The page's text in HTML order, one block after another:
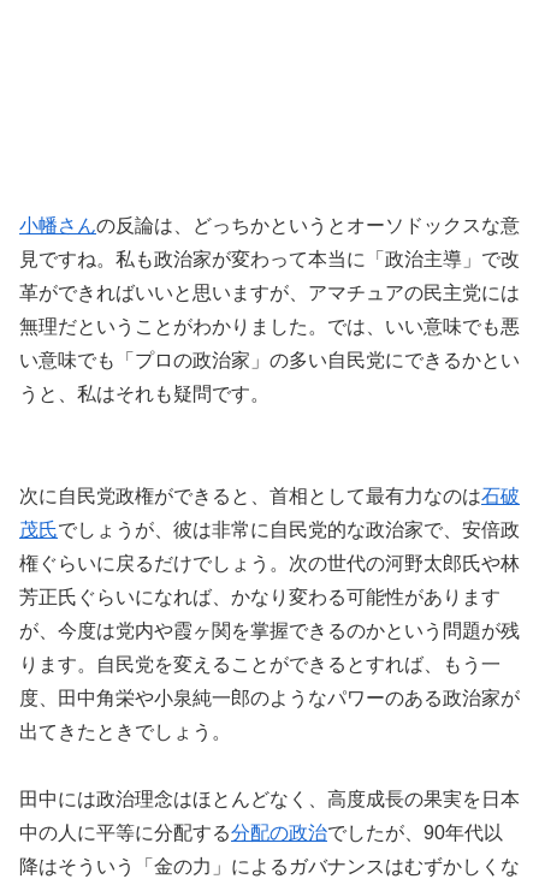
小幡さんの反論は、どっちかというとオーソドックスな意
見ですね。私も政治家が変わって本当に「政治主導」で改
革ができればいいと思いますが、アマチュアの民主党には
無理だということがわかりました。では、いい意味でも悪
い意味でも「プロの政治家」の多い自民党にできるかとい
うと、私はそれも疑問です。
次に自民党政権ができると、首相として最有力なのは石破
茂氏でしょうが、彼は非常に自民党的な政治家で、安倍政
権ぐらいに戻るだけでしょう。次の世代の河野太郎氏や林
芳正氏ぐらいになれば、かなり変わる可能性があります
が、今度は党内や霞ヶ関を掌握できるのかという問題が残
ります。自民党を変えることができるとすれば、もう一
度、田中角栄や小泉純一郎のようなパワーのある政治家が
出てきたときでしょう。
田中には政治理念はほとんどなく、高度成長の果実を日本
中の人に平等に分配する分配の政治でしたが、90年代以
降はそういう「金の力」によるガバナンスはむずかしくな